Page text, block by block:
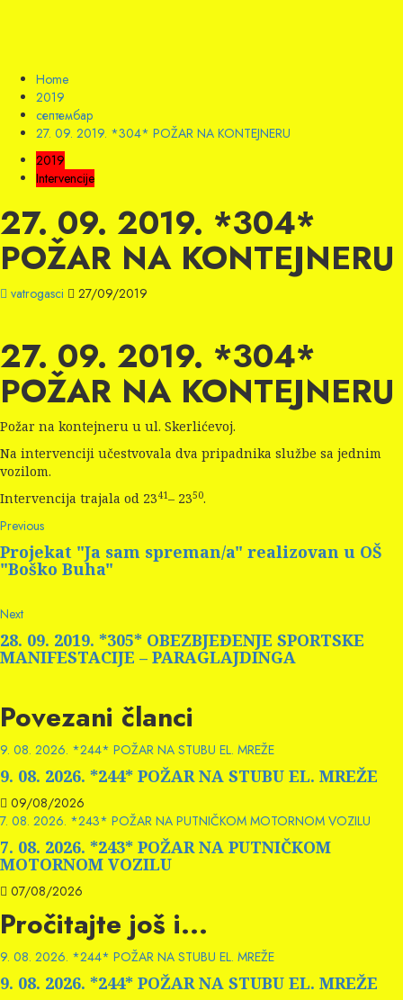
Home
2019
септембар
27. 09. 2019. *304* POŽAR NA KONTEJNERU
2019
Intervencije
27. 09. 2019. *304*
POŽAR NA KONTEJNERU
vatrogasci 27/09/2019
27. 09. 2019. *304*
POŽAR NA KONTEJNERU
Požar na kontejneru u ul. Skerlićevoj.
Na intervenciji učestvovala dva pripadnika službe sa jednim
vozilom.
Intervencija trajala od 2341– 2350.
Continue
Reading
PreviousPrevious
post:
Projekat "Ja sam spreman/a" realizovan u OŠ
"Boško Buha"
NextNext
post:
28. 09. 2019. *305* OBEZBJEĐENJE SPORTSKE
MANIFESTACIJE – PARAGLAJDINGA
Povezani članci
9. 08. 2026. *244* POŽAR NA STUBU EL. MREŽE
9. 08. 2026. *244* POŽAR NA STUBU EL. MREŽE
09/08/2026
7. 08. 2026. *243* POŽAR NA PUTNIČKOM MOTORNOM VOZILU
7. 08. 2026. *243* POŽAR NA PUTNIČKOM
MOTORNOM VOZILU
07/08/2026
Pročitajte još i...
9. 08. 2026. *244* POŽAR NA STUBU EL. MREŽE
9. 08. 2026. *244* POŽAR NA STUBU EL. MREŽE